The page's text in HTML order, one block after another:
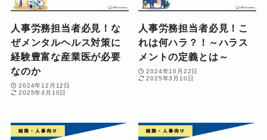
人事労務担当者必見！な
ぜメンタルヘルス対策に
経験豊富な産業医が必要
なのか
2024年12月12日
2025年3月10日
人事労務担当者必見！こ
れは何ハラ？！～ハラス
メントの定義とは～
2024年10月22日
2025年3月10日